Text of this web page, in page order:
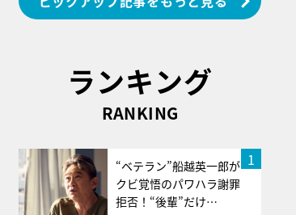
ランキング
RANKING
1
“ベテラン”船越英一郎が
クビ覚悟のパワハラ謝罪
拒否！“後輩”だけ…